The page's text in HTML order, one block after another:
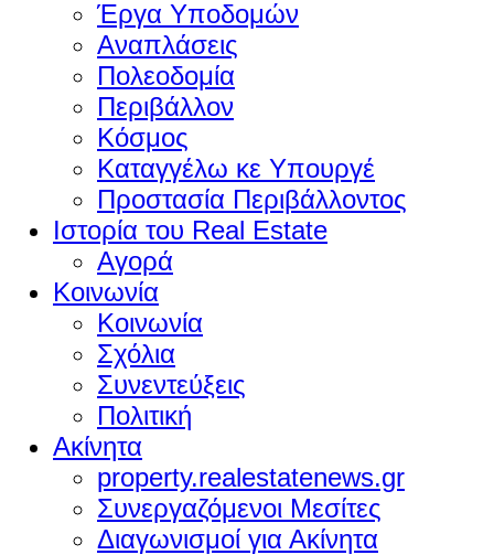
Έργα Υποδομών
Αναπλάσεις
Πολεοδομία
Περιβάλλον
Κόσμος
Καταγγέλω κε Υπουργέ
Προστασία Περιβάλλοντος
Ιστορία του Real Estate
Αγορά
Κοινωνία
Κοινωνία
Σχόλια
Συνεντεύξεις
Πολιτική
Ακίνητα
property.realestatenews.gr
Συνεργαζόμενοι Μεσίτες
Διαγωνισμοί για Ακίνητα